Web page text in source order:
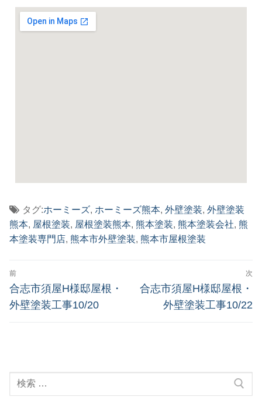
タグ:ホーミーズ, ホーミーズ熊本, 外壁塗装, 外壁塗装
熊本, 屋根塗装, 屋根塗装熊本, 熊本塗装, 熊本塗装会社, 熊
本塗装専門店, 熊本市外壁塗装, 熊本市屋根塗装
前
合志市須屋H様邸屋根・
外壁塗装工事10/20
次
合志市須屋H様邸屋根・
外壁塗装工事10/22